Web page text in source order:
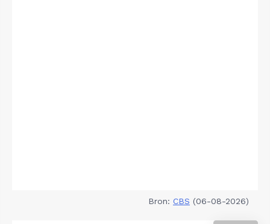
Bron: CBS (06-08-2026)